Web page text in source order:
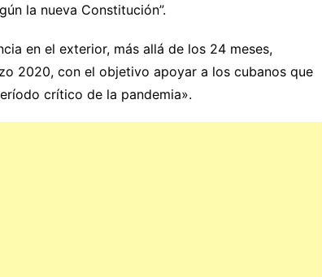
la nueva Constitución”.
en el exterior, más allá de los 24 meses,
2020, con el objetivo apoyar a los cubanos que
crítico de la pandemia».